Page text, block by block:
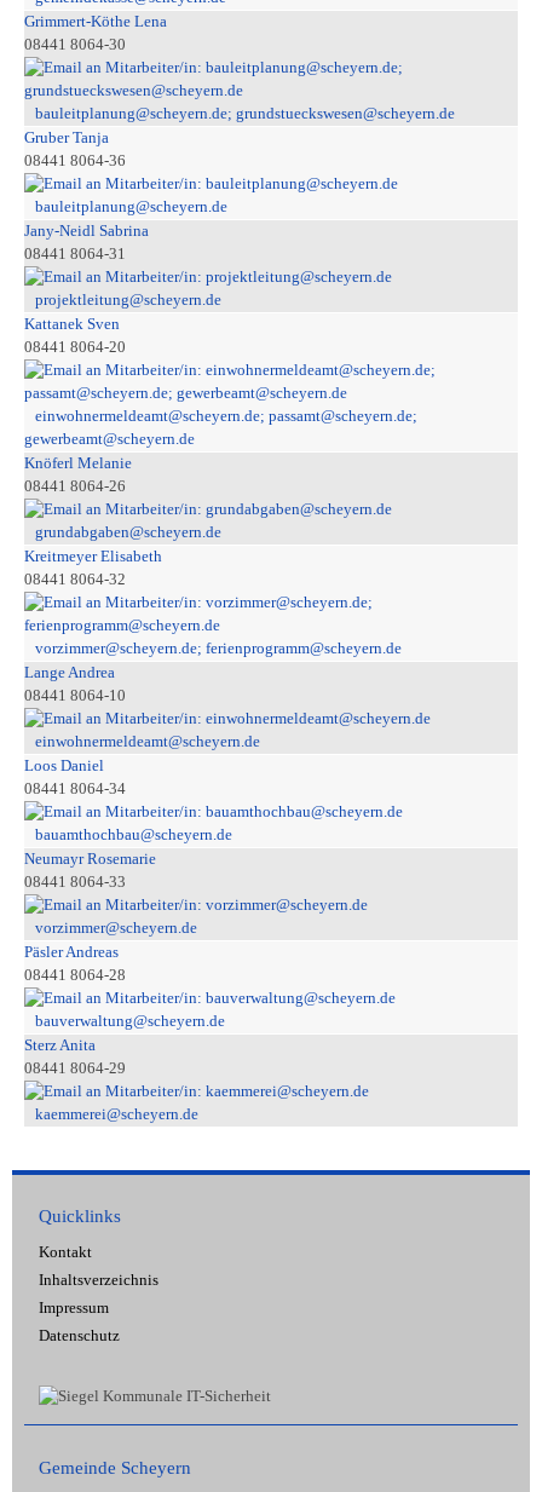
Grimmert-Köthe Lena
08441 8064-30
bauleitplanung@scheyern.de; grundstueckswesen@scheyern.de
Gruber Tanja
08441 8064-36
bauleitplanung@scheyern.de
Jany-Neidl Sabrina
08441 8064-31
projektleitung@scheyern.de
Kattanek Sven
08441 8064-20
einwohnermeldeamt@scheyern.de; passamt@scheyern.de;
gewerbeamt@scheyern.de
Knöferl Melanie
08441 8064-26
grundabgaben@scheyern.de
Kreitmeyer Elisabeth
08441 8064-32
vorzimmer@scheyern.de; ferienprogramm@scheyern.de
Lange Andrea
08441 8064-10
einwohnermeldeamt@scheyern.de
Loos Daniel
08441 8064-34
bauamthochbau@scheyern.de
Neumayr Rosemarie
08441 8064-33
vorzimmer@scheyern.de
Päsler Andreas
08441 8064-28
bauverwaltung@scheyern.de
Sterz Anita
08441 8064-29
kaemmerei@scheyern.de
Quicklinks
Kontakt
Inhaltsverzeichnis
Impressum
Datenschutz
Gemeinde Scheyern